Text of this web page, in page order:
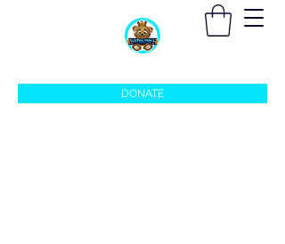
sleepingprincefoundation@gmail.com
DONATE